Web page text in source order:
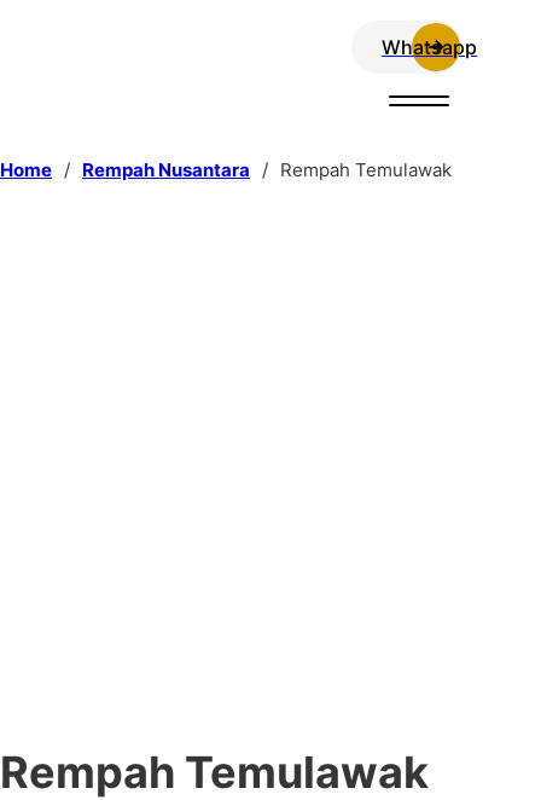
Whatsapp
Home / Rempah Nusantara / Rempah Temulawak
Rempah Temulawak